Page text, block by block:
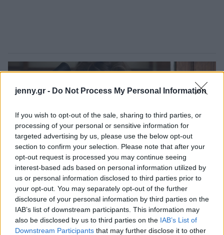
jenny.gr - Do Not Process My Personal Information
If you wish to opt-out of the sale, sharing to third parties, or
processing of your personal or sensitive information for
targeted advertising by us, please use the below opt-out
section to confirm your selection. Please note that after your
opt-out request is processed you may continue seeing
interest-based ads based on personal information utilized by
us or personal information disclosed to third parties prior to
your opt-out. You may separately opt-out of the further
disclosure of your personal information by third parties on the
IAB’s list of downstream participants. This information may
also be disclosed by us to third parties on the IAB’s List of
Downstream Participants that may further disclose it to other